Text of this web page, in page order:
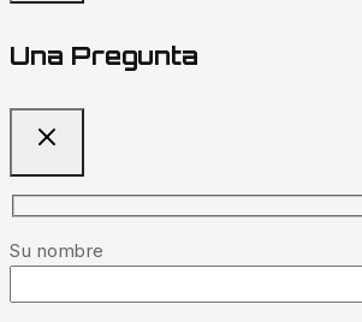
Una Pregunta
Su nombre